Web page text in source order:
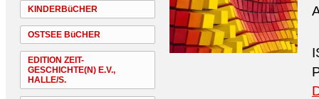
KINDERBüCHER
OSTSEE BüCHER
EDITION ZEIT-
GESCHICHTE(N) E.V.,
HALLE/S.